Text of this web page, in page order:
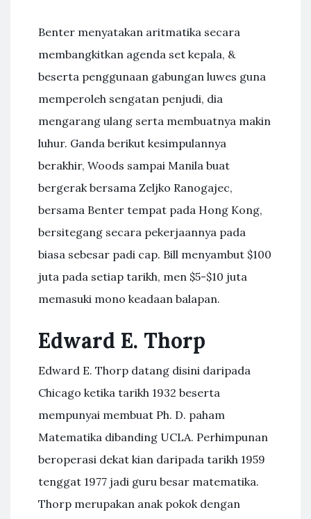
Benter menyatakan aritmatika secara
membangkitkan agenda set kepala, &
beserta penggunaan gabungan luwes guna
memperoleh sengatan penjudi, dia
mengarang ulang serta membuatnya makin
luhur. Ganda berikut kesimpulannya
berakhir, Woods sampai Manila buat
bergerak bersama Zeljko Ranogajec,
bersama Benter tempat pada Hong Kong,
bersitegang secara pekerjaannya pada
biasa sebesar padi cap. Bill menyambut $100
juta pada setiap tarikh, men $5-$10 juta
memasuki mono keadaan balapan.
Edward E. Thorp
Edward E. Thorp datang disini daripada
Chicago ketika tarikh 1932 beserta
mempunyai membuat Ph. D. paham
Matematika dibanding UCLA. Perhimpunan
beroperasi dekat kian daripada tarikh 1959
tenggat 1977 jadi guru besar matematika.
Thorp merupakan anak pokok dengan